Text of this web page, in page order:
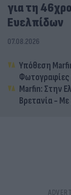
για τη
Ευελπίδων
07.08.2026
Υπόθεση
Φωτογραφίες
Marfin: Στην
Βρετανία - Με